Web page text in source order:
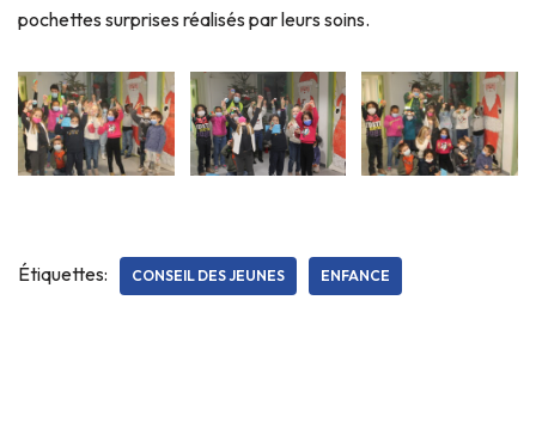
pochettes surprises réalisés par leurs soins.
Étiquettes: CONSEIL DES JEUNES ENFANCE